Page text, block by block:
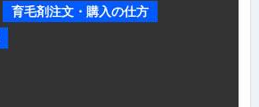
育毛剤注文・購入の仕方